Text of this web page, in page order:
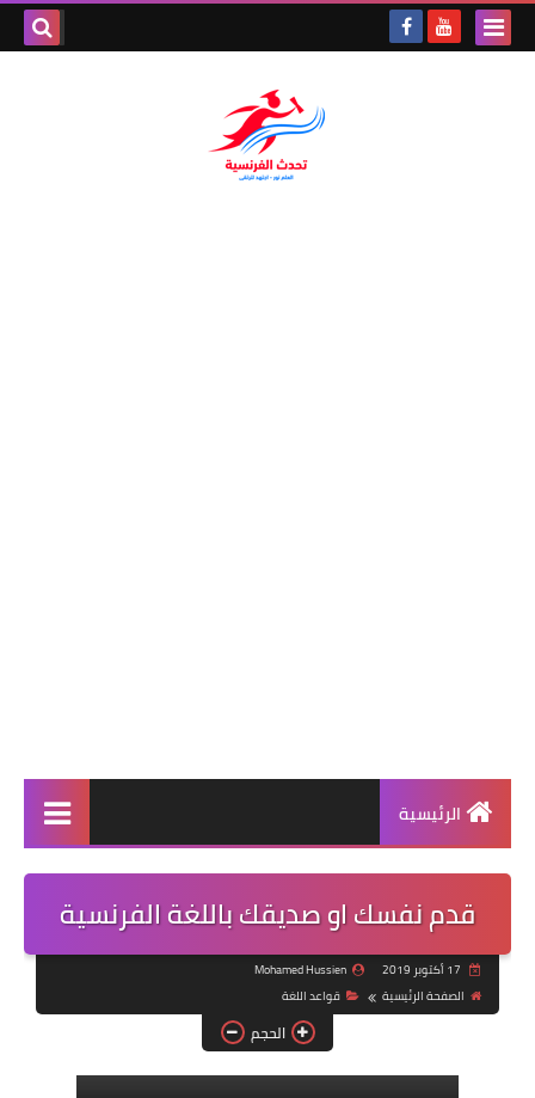
الرئيسية
قدم نفسك او صديقك باللغة الفرنسية
Mohamed Hussien
الصفحة الرئيسية
قواعد اللغة
الحجم